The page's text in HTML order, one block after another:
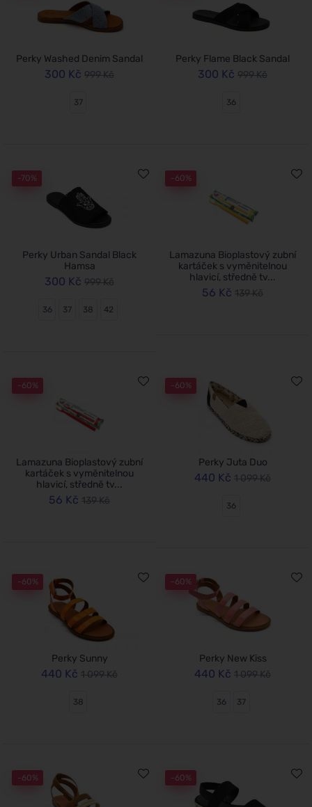
Perky Washed Denim Sandal
300 Kč 999 Kč
37
Perky Flame Black Sandal
300 Kč 999 Kč
36
-70%
Perky Urban Sandal Black
Hamsa
300 Kč 999 Kč
36 37 38 42
-60%
Lamazuna Bioplastový zubní
kartáček s vyměnitelnou
hlavicí, středně tv...
56 Kč 139 Kč
-60%
Lamazuna Bioplastový zubní
kartáček s vyměnitelnou
hlavicí, středně tv...
56 Kč 139 Kč
-60%
Perky Juta Duo
440 Kč 1 099 Kč
36
-60%
Perky Sunny
440 Kč 1 099 Kč
38
-60%
Perky New Kiss
440 Kč 1 099 Kč
36 37
-60% -60%